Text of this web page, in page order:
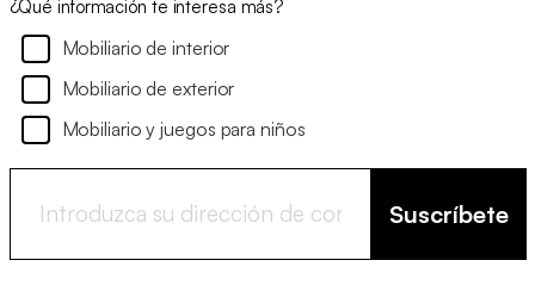
¿Qué información te interesa más?
Mobiliario de interior
Mobiliario de exterior
Mobiliario y juegos para niños
Suscríbete